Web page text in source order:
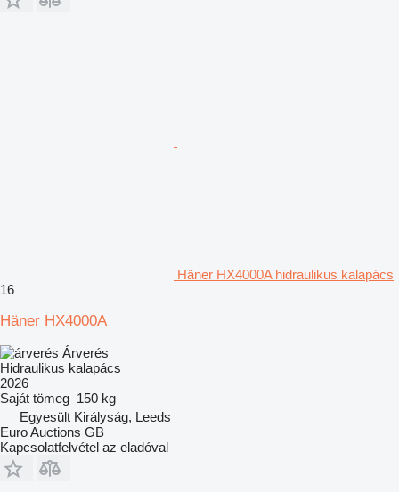
Häner HX4000A hidraulikus kalapács
16
Häner HX4000A
Árverés
Hidraulikus kalapács
2026
Saját tömeg 150 kg
Egyesült Királyság, Leeds
Euro Auctions GB
Kapcsolatfelvétel az eladóval